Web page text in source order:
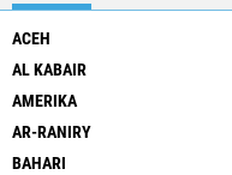
ACEH
AL KABAIR
AMERIKA
AR-RANIRY
BAHARI